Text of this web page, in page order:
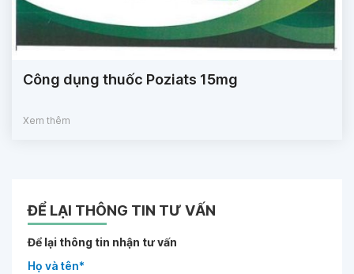
Công dụng thuốc Poziats 15mg
Xem thêm
ĐỂ LẠI THÔNG TIN TƯ VẤN
Để lại thông tin nhận tư vấn
Họ và tên*